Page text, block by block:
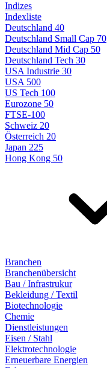
Indizes
Indexliste
Deutschland 40
Deutschland Small Cap 70
Deutschland Mid Cap 50
Deutschland Tech 30
USA Industrie 30
USA 500
US Tech 100
Eurozone 50
FTSE-100
Schweiz 20
Österreich 20
Japan 225
Hong Kong 50
Branchen
Branchenübersicht
Bau / Infrastrukur
Bekleidung / Textil
Biotechnologie
Chemie
Dienstleistungen
Eisen / Stahl
Elektrotechnologie
Erneuerbare Energien